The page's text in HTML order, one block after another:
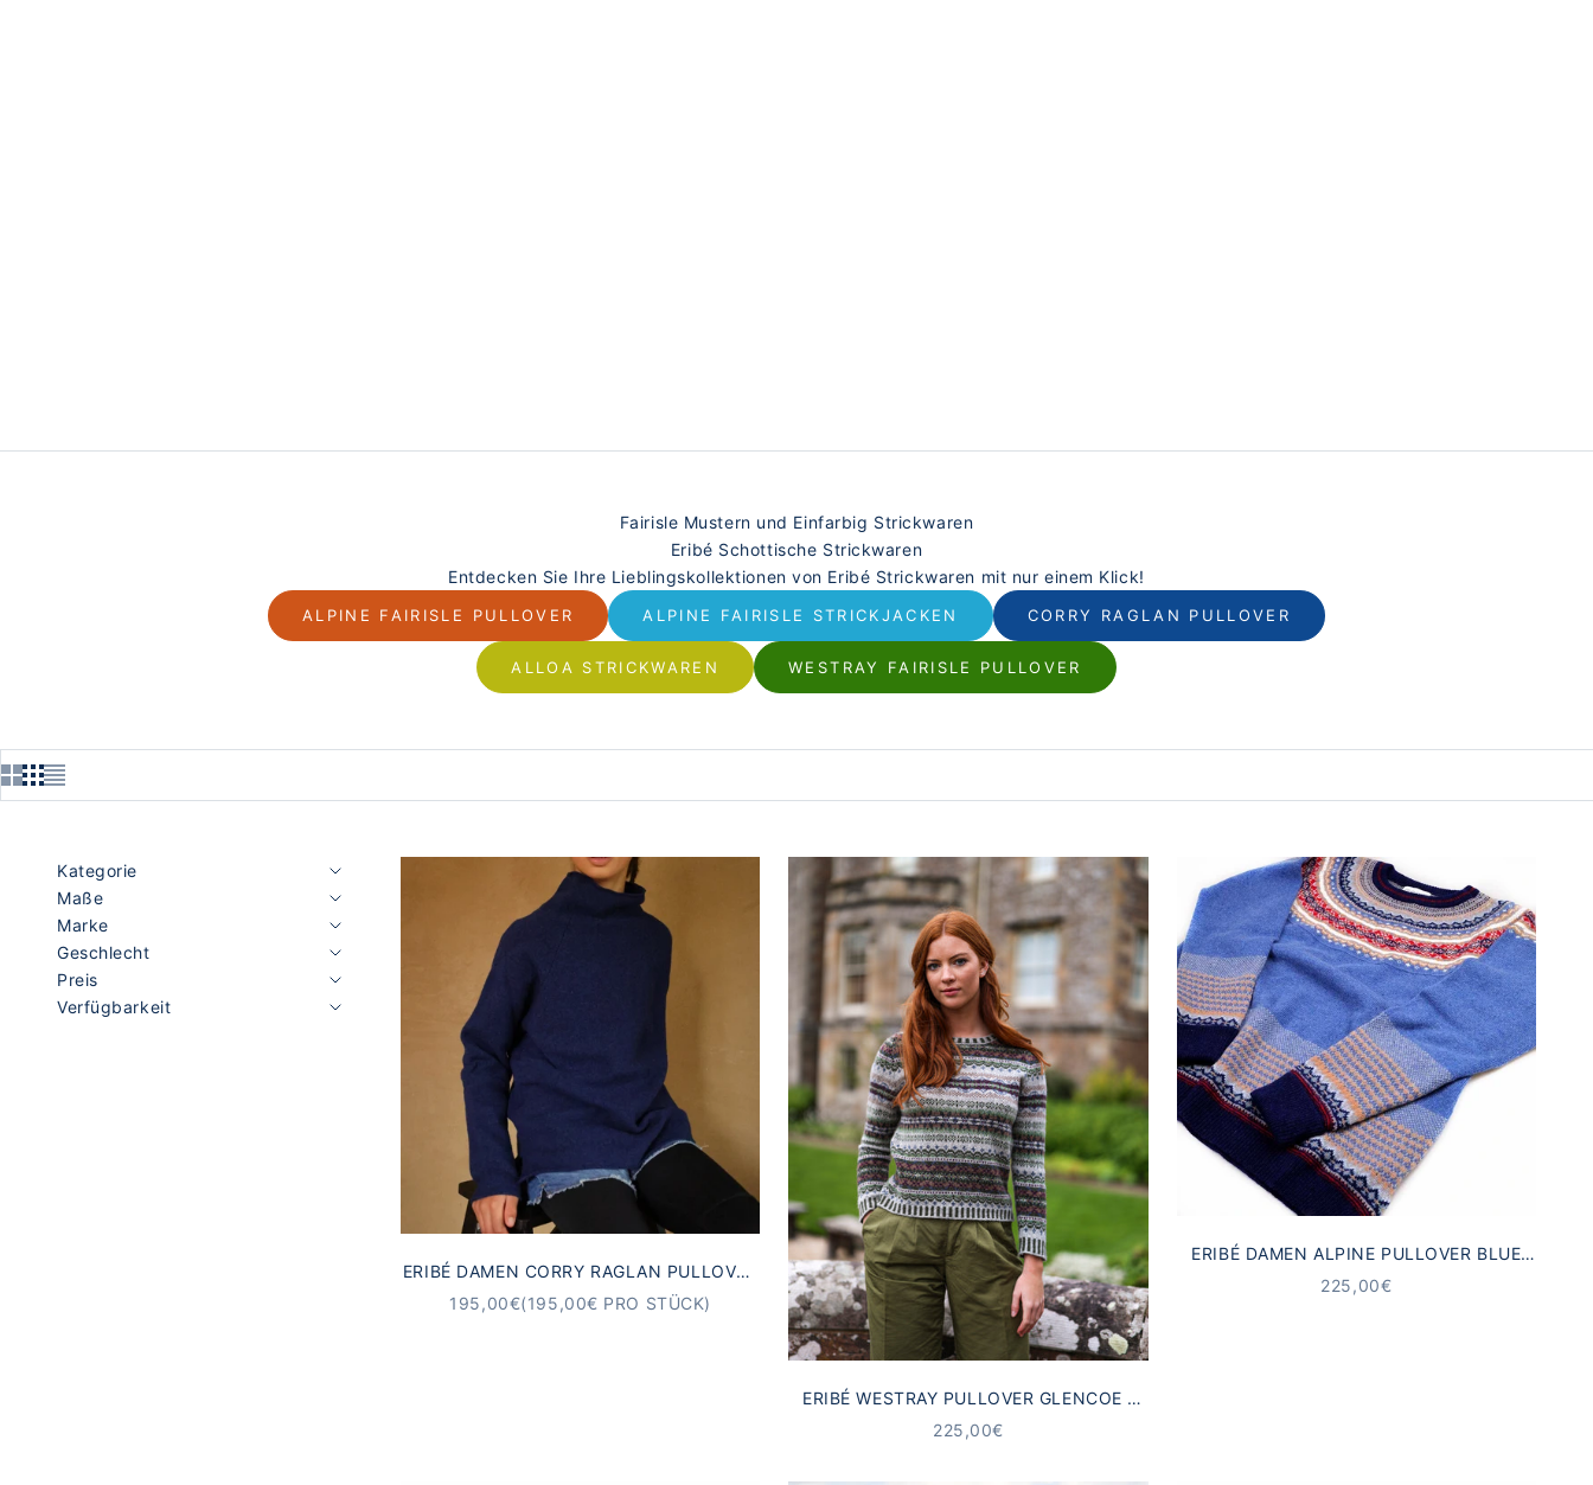
Fairisle Mustern und Einfarbig Strickwaren
Eribé Schottische Strickwaren
Entdecken Sie Ihre Lieblingskollektionen von Eribé Strickwaren mit nur einem Klick!
ALPINE FAIRISLE PULLOVER ALPINE FAIRISLE STRICKJACKEN CORRY RAGLAN PULLOVER
ALLOA STRICKWAREN WESTRAY FAIRISLE PULLOVER
Kategorie
Maße
Marke
Geschlecht
Preis
Verfügbarkeit
ERIBÉ DAMEN CORRY RAGLAN PULLOVER
| REGATTA BLAU | 100% LAMMWOLLE
ANGEBOT
195,00€(195,00€ PRO STÜCK)
ERIBÉ WESTRAY PULLOVER GLENCOE |
100% SHETLANDWOLLE | MADE IN
ANGEBOT
225,00€
ERIBÉ DAMEN ALPINE PULLOVER BLUE
MORNING | 100% LAMMWOLLE
ANGEBOT
225,00€